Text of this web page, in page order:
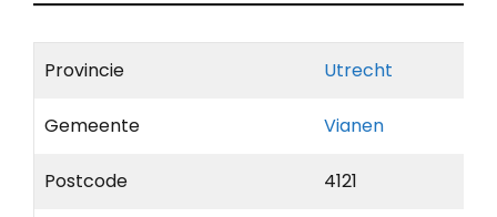
Provincie Utrecht
Gemeente Vianen
Postcode 4121